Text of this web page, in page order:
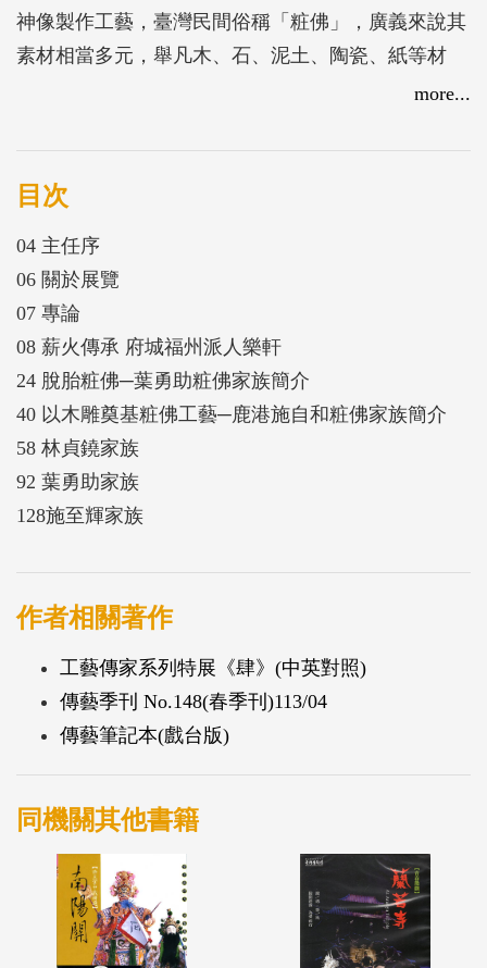
神像製作工藝，臺灣民間俗稱「粧佛」，廣義來說其
素材相當多元，舉凡木、石、泥土、陶瓷、紙等材
質，皆可以製作神像，但要以木雕及泥塑為最大宗，
泥塑，務在能肖其像。」 神像既為信仰中具體的心
靈寄託對象，因此在製作時最重要的就是「敬神如神
皆須秉持虔心與巧技，藉由刻劃不同神祇的職掌、身
分與性情，化為一尊尊或莊嚴、或威奮、或慈藹、或
厲猛、或駭怖的法相。 本系列特展以「工藝傳家」
為題，呈現臺灣傳統工藝中家族薪傳之面向，其中既
有師門朝夕相處所醞釀的深刻技藝交流，亦有世代綿
延的濃厚親情與使命。此次即以粧佛工藝為主題，帶
您一同認識臺南林貞鐃家族、臺中葉勇助家族及鹿港
施至輝三個工藝世家，其中的動人篇章！
more...
目次
04 主任序
06 關於展覽
07 專論
08 薪火傳承 府城福州派人樂軒
24 脫胎粧佛─葉勇助粧佛家族簡介
40 以木雕奠基粧佛工藝─鹿港施自和粧佛家族簡介
58 林貞鐃家族
92 葉勇助家族
128施至輝家族
作者相關著作
工藝傳家系列特展《肆》(中英對照)
傳藝季刊 No.148(春季刊)113/04
傳藝筆記本(戲台版)
同機關其他書籍